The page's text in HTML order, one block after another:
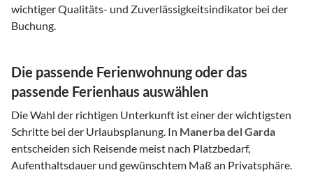
wichtiger Qualitäts- und Zuverlässigkeitsindikator bei der
Buchung.
Die passende Ferienwohnung oder das
passende Ferienhaus auswählen
Die Wahl der richtigen Unterkunft ist einer der wichtigsten
Schritte bei der Urlaubsplanung. In Manerba del Garda
entscheiden sich Reisende meist nach Platzbedarf,
Aufenthaltsdauer und gewünschtem Maß an Privatsphäre.